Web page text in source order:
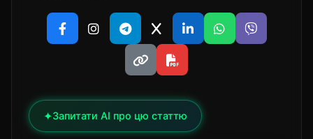
✦Запитати AI про цю статтю